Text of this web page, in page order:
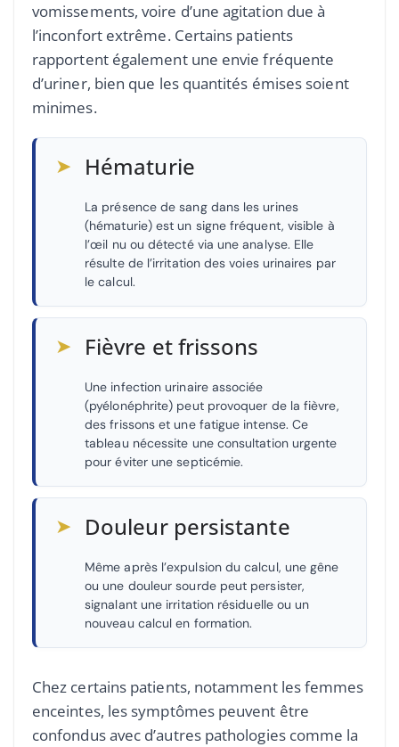
vomissements, voire d’une agitation due à
l’inconfort extrême. Certains patients
rapportent également une envie fréquente
d’uriner, bien que les quantités émises soient
minimes.
➤ Hématurie
La présence de sang dans les urines
(hématurie) est un signe fréquent, visible à
l’œil nu ou détecté via une analyse. Elle
résulte de l’irritation des voies urinaires par
le calcul.
➤ Fièvre et frissons
Une infection urinaire associée
(pyélonéphrite) peut provoquer de la fièvre,
des frissons et une fatigue intense. Ce
tableau nécessite une consultation urgente
pour éviter une septicémie.
➤ Douleur persistante
Même après l’expulsion du calcul, une gêne
ou une douleur sourde peut persister,
signalant une irritation résiduelle ou un
nouveau calcul en formation.
Chez certains patients, notamment les femmes
enceintes, les symptômes peuvent être
confondus avec d’autres pathologies comme la